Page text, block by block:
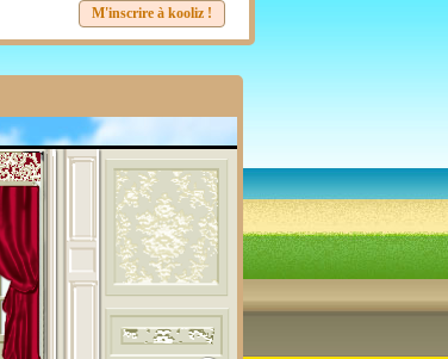
M'inscrire à kooliz !